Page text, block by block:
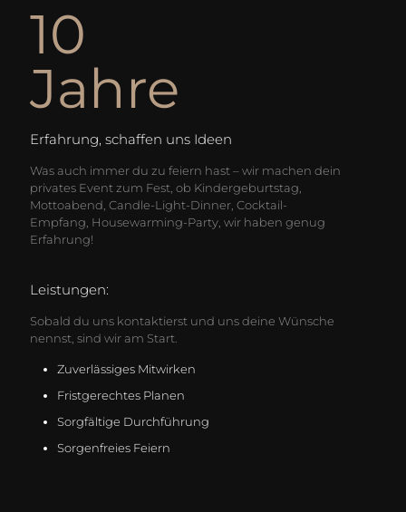
10
Jahre
Erfahrung, schaffen uns Ideen
Was auch immer du zu feiern hast – wir machen dein
privates Event zum Fest, ob Kindergeburtstag,
Mottoabend, Candle-Light-Dinner, Cocktail-
Empfang, Housewarming-Party, wir haben genug
Erfahrung!
Leistungen:
Sobald du uns kontaktierst und uns deine Wünsche
nennst, sind wir am Start.
Zuverlässiges Mitwirken
Fristgerechtes Planen
Sorgfältige Durchführung
Sorgenfreies Feiern